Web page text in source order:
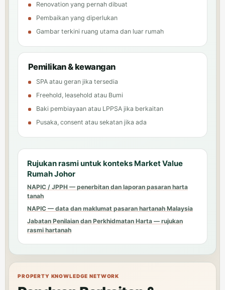
Renovation yang pernah dibuat
Pembaikan yang diperlukan
Gambar terkini ruang utama dan luar rumah
Pemilikan & kewangan
SPA atau geran jika tersedia
Freehold, leasehold atau Bumi
Baki pembiayaan atau LPPSA jika berkaitan
Pusaka, consent atau sekatan jika ada
Rujukan rasmi untuk konteks Market Value
Rumah Johor
NAPIC / JPPH — penerbitan dan laporan pasaran harta
tanah
NAPIC — data dan maklumat pasaran hartanah Malaysia
Jabatan Penilaian dan Perkhidmatan Harta — rujukan
rasmi hartanah
PROPERTY KNOWLEDGE NETWORK